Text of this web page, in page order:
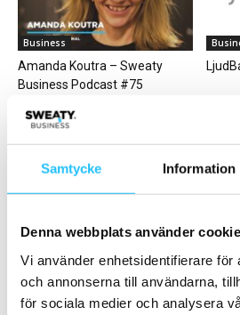
Samtycke Information
Denna webbplats använder
Vi använder enhetsidentifierare för
och annonserna till användarna,
för sociala medier och analysera
Business
Amanda Koutra – Sweaty
Business Podcast #75
Actic rapporterar ökad vinst
andra kvartalet 2025